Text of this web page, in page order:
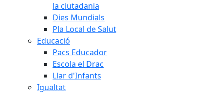
la ciutadania
Dies Mundials
Pla Local de Salut
Educació
Pacs Educador
Escola el Drac
Llar d'Infants
Igualtat